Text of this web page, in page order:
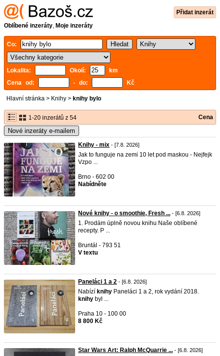
Přidat inzerát
Oblíbené inzeráty, Moje inzeráty
Co:
Lokalita: Okolí:
km
Cena od:
- do: Kč
Hlavní stránka > Knihy > knihy bylo
1-20 inzerátů z 54 Cena
Nové inzeráty e-mailem
Knihy - mix - [7.8. 2026]
Jak to funguje na zemi 10 let pod maskou - Nejfejk
Vzpo ...
Brno - 602 00
Nabídněte
Nové knihy - o smoothie, Fresh ... - [6.8. 2026]
1. Prodám úplně novou knihu Naše oblíbené
recepty. P ...
Bruntál - 793 51
V textu
Paneláci 1 a 2 - [6.8. 2026]
Nabízí knihy Paneláci 1 a 2, rok vydání 2018.
knihy byl ...
Praha 10 - 100 00
8 800 Kč
Star Wars Art: Ralph McQuarrie ... - [6.8. 2026]